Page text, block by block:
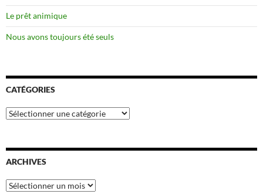
Le prêt animique
Nous avons toujours été seuls
CATÉGORIES
Catégories
ARCHIVES
Archives